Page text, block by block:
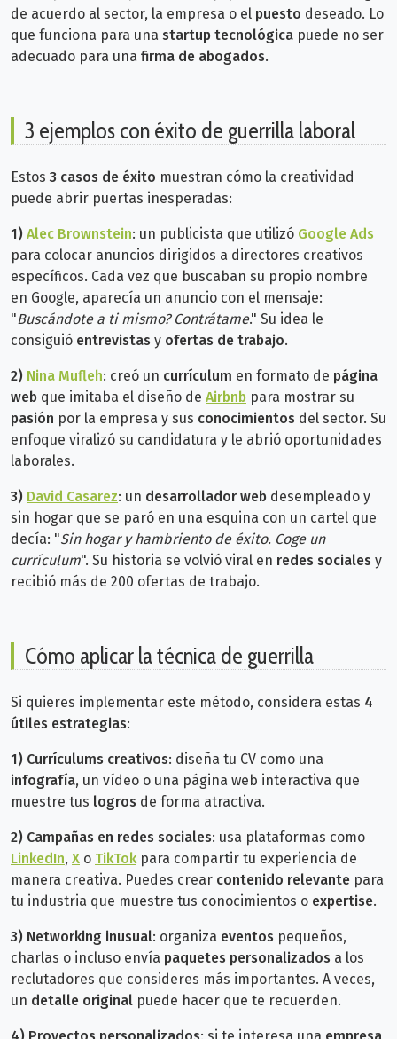
de acuerdo al sector, la empresa o el puesto deseado. Lo
que funciona para una startup tecnológica puede no ser
adecuado para una firma de abogados.
3 ejemplos con éxito de guerrilla laboral
Estos 3 casos de éxito muestran cómo la creatividad
puede abrir puertas inesperadas:
1) Alec Brownstein: un publicista que utilizó Google Ads
para colocar anuncios dirigidos a directores creativos
específicos. Cada vez que buscaban su propio nombre
en Google, aparecía un anuncio con el mensaje:
"Buscándote a ti mismo? Contrátame." Su idea le
consiguió entrevistas y ofertas de trabajo.
2) Nina Mufleh: creó un currículum en formato de página
web que imitaba el diseño de Airbnb para mostrar su
pasión por la empresa y sus conocimientos del sector. Su
enfoque viralizó su candidatura y le abrió oportunidades
laborales.
3) David Casarez: un desarrollador web desempleado y
sin hogar que se paró en una esquina con un cartel que
decía: "Sin hogar y hambriento de éxito. Coge un
currículum". Su historia se volvió viral en redes sociales y
recibió más de 200 ofertas de trabajo.
Cómo aplicar la técnica de guerrilla
Si quieres implementar este método, considera estas 4
útiles estrategias:
1) Currículums creativos: diseña tu CV como una
infografía, un vídeo o una página web interactiva que
muestre tus logros de forma atractiva.
2) Campañas en redes sociales: usa plataformas como
LinkedIn, X o TikTokpara compartir tu experiencia de
manera creativa. Puedes crear contenido relevante para
tu industria que muestre tus conocimientos o expertise.
3) Networking inusual: organiza eventos pequeños,
charlas o incluso envía paquetes personalizados a los
reclutadores que consideres más importantes. A veces,
un detalle original puede hacer que te recuerden.